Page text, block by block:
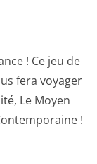
! Ce jeu de
fera voyager
Le Moyen
!